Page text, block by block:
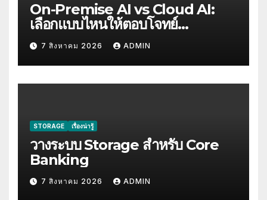
On-Premise AI vs Cloud AI:
เลือกแบบไหนให้ตอบโจทย์
Compliance
7 สิงหาคม 2026 ADMIN
STORAGE เรื่องน่ารู้
วางระบบ Storage สำหรับ Core
Banking
7 สิงหาคม 2026 ADMIN